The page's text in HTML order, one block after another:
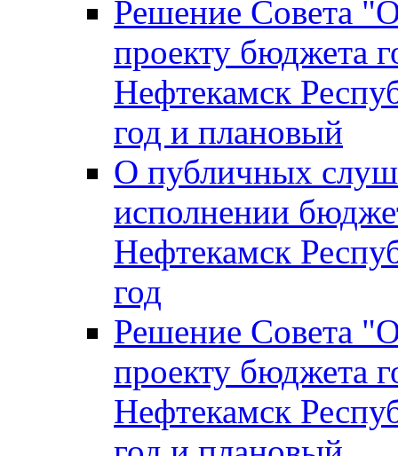
Решение Совета
проекту бюджета
Нефтекамск
год и плановый
О публичных
исполнении
Нефтекамск
год
Решение Совета
проекту бюджета
Нефтекамск